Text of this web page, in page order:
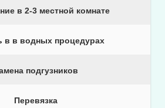
в 2-3 местной комнате
в в водных процедурах
подгузников
Перевязка